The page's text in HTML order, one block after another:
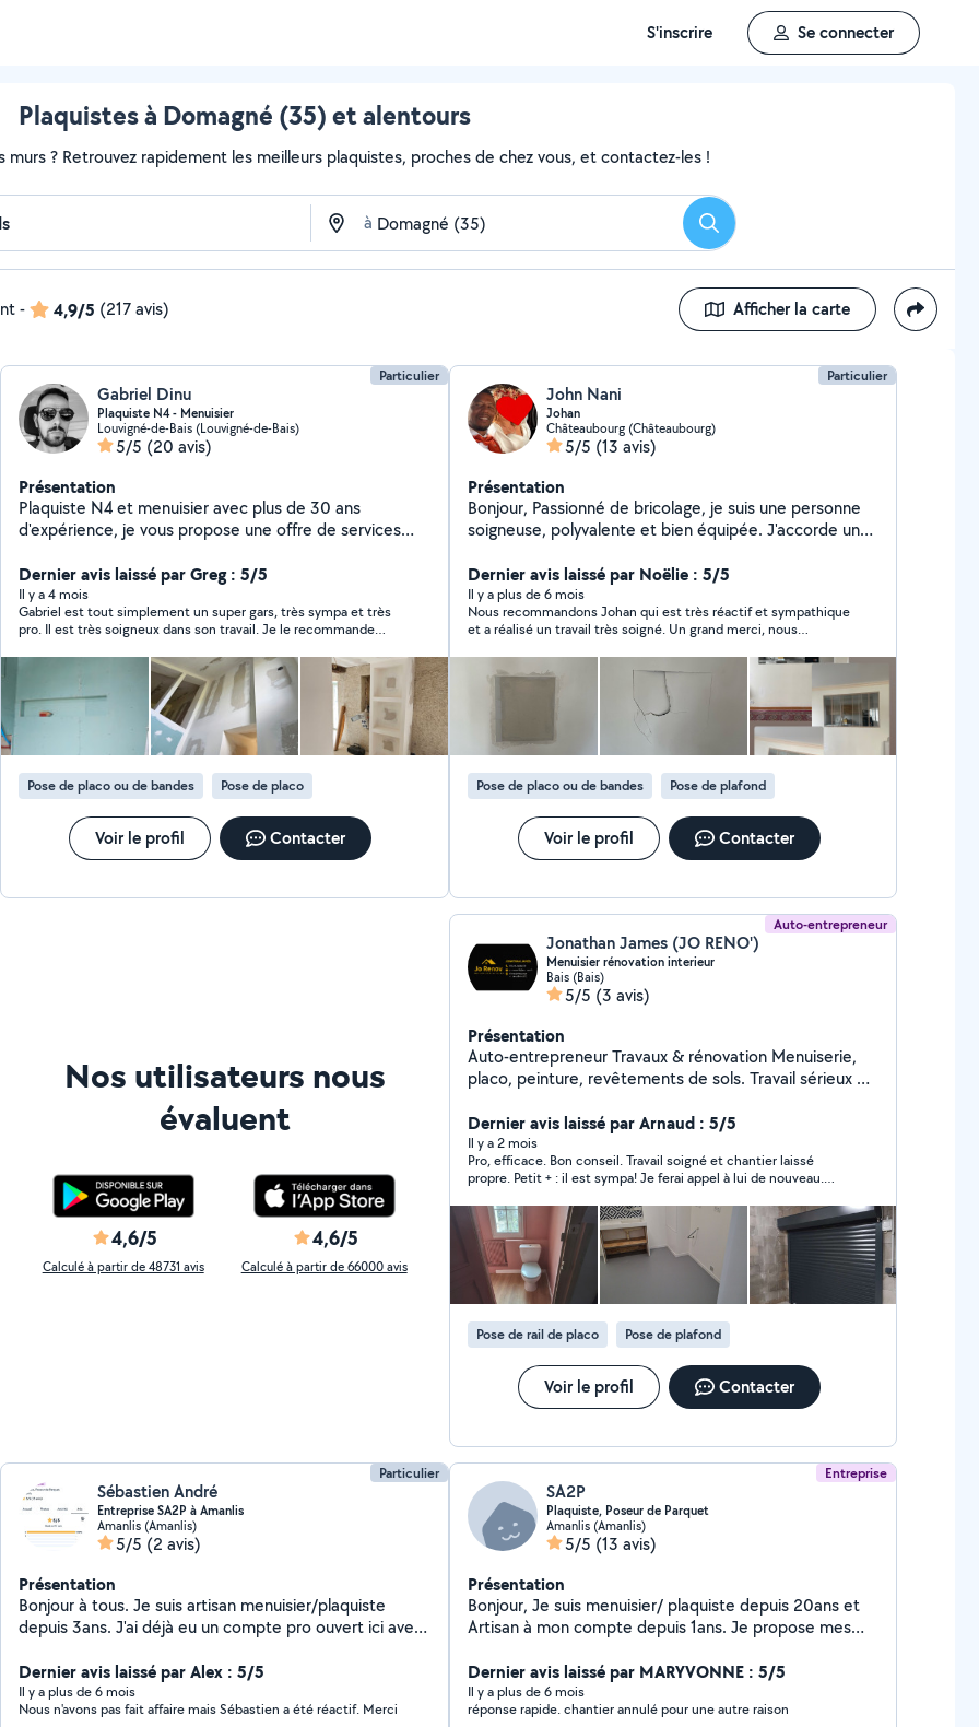
S'inscrire Se connecter
Plaquistes à Domagné (35) et alentours
? Retrouvez rapidement les meilleurs plaquistes, proches de chez vous, et contactez-les !
à Rechercher
- 4,9/5 (217 avis) Afficher la carte
Particulier
Gabriel Dinu
Plaquiste N4 - Menuisier
Louvigné-de-Bais (Louvigné-de-Bais)
5/5 (20 avis)
Présentation
Plaquiste N4 et menuisier avec plus de 30 ans
d'expérience, je vous propose une offre de services
De la pose de cloisons sèches à l'isolation thermique,
jusqu'à la réalisation des joints de finition (bandes de
placo), je garantis un travail soigné, propre et de
qualité professionnelle.
Dernier avis laissé par Greg : 5/5
Il y a 4 mois
Gabriel est tout simplement un super gars, très sympa et très
pro. Il est très soigneux dans son travail. Je le recommande
Gabriel et à bientôt pour un prochain chantier, on refera appel à
Pose de placo ou de bandes Pose de placo
Voir le profil Contacter
Particulier
John Nani
Johan
Châteaubourg (Châteaubourg)
5/5 (13 avis)
Présentation
Bonjour, Passionné de bricolage, je suis une personne
soigneuse, polyvalente et bien équipée. J'accorde une
pleinement dans chaque projet, qu'il soit petit ou plus
complexe. Je propose mes services pour : Peinture
intérieure et extérieure (murs, plafonds, boiseries,
etc.) Travaux de plâtre et d'enduit (rebouchage,
création de cloisons, finitions) Pose de sols (parquet,
carrelage, lino, etc.) Isolation thermique et phonique
Pose de papier peint ou papier à peindre Petits travaux
touche à tout ! N'hésitez pas à me contacter pour
discuter de votre projet. Je serai ravi de vous rendre
service. À bientôt.
Dernier avis laissé par Noëlie : 5/5
Il y a plus de 6 mois
Nous recommandons Johan qui est très réactif et sympathique
et a réalisé un travail très soigné. Un grand merci, nous
Pose de placo ou de bandes Pose de plafond
Voir le profil Contacter
Nos utilisateurs nous
évaluent
4,6/5
Calculé à partir de 48731 avis
4,6/5
Calculé à partir de 66000 avis
Auto-entrepreneur
Jonathan James (JO RENO')
Menuisier rénovation interieur
Bais (Bais)
5/5 (3 avis)
Présentation
Auto-entrepreneur Travaux & rénovation Menuiserie,
placo, peinture, revêtements de sols. Travail sérieux et
conseille et vous accompagne pour des solutions
adaptées à votre budget. Devis clairs, intervention
rapide. N'hésitez pas à me contacter pour discuter de
votre projet.
Dernier avis laissé par Arnaud : 5/5
Il y a 2 mois
Pro, efficace. Bon conseil. Travail soigné et chantier laissé
propre. Petit + : il est sympa! Je ferai appel à lui de nouveau.
Pose de rail de placo Pose de plafond
Voir le profil Contacter
Particulier
Sébastien André
Entreprise SA2P à Amanlis
Amanlis (Amanlis)
5/5 (2 avis)
Présentation
Bonjour à tous. Je suis artisan menuisier/plaquiste
depuis 3ans. J'ai déjà eu un compte pro ouvert ici avec
mon expérience ( 20ans) à votre service. Je fais de la
pose de placo, aménagement de combles, isolation et
pose de parquet.
Dernier avis laissé par Alex : 5/5
Il y a plus de 6 mois
Nous n'avons pas fait affaire mais Sébastien a été réactif. Merci
Entreprise
SA2P
Plaquiste, Poseur de Parquet
Amanlis (Amanlis)
5/5 (13 avis)
Présentation
Bonjour, Je suis menuisier/ plaquiste depuis 20ans et
Artisan à mon compte depuis 1ans. Je propose mes
Dernier avis laissé par MARYVONNE : 5/5
Il y a plus de 6 mois
réponse rapide. chantier annulé pour une autre raison